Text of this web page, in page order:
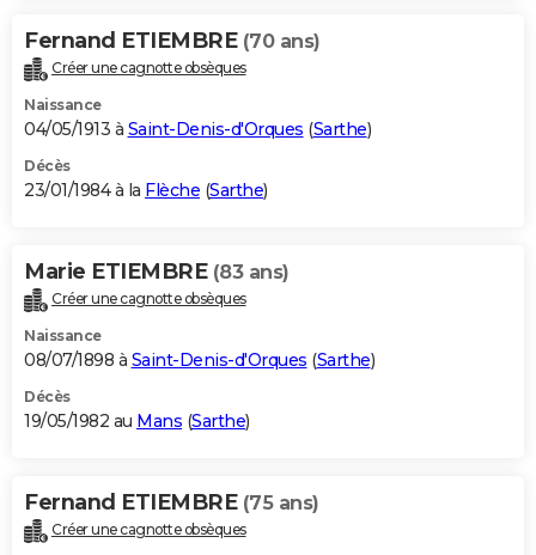
Fernand ETIEMBRE (70 ans)
Créer une cagnotte obsèques
Naissance
04/05/1913 à Saint-Denis-d'Orques (Sarthe)
Décès
23/01/1984 à la Flèche (Sarthe)
Marie ETIEMBRE (83 ans)
Créer une cagnotte obsèques
Naissance
08/07/1898 à Saint-Denis-d'Orques (Sarthe)
Décès
19/05/1982 au Mans (Sarthe)
Fernand ETIEMBRE (75 ans)
Créer une cagnotte obsèques